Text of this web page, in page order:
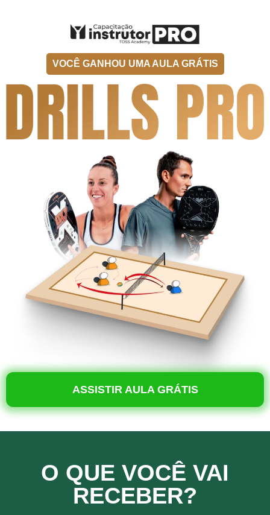
VOCÊ GANHOU UMA AULA GRÁTIS
ASSISTIR AULA GRÁTIS
O QUE VOCÊ VAI
RECEBER?